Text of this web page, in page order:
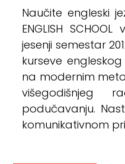
Naučite engleski
ENGLISH
jesenji semestar
kurseve
na modernim
podučavanju.
komunikativnom